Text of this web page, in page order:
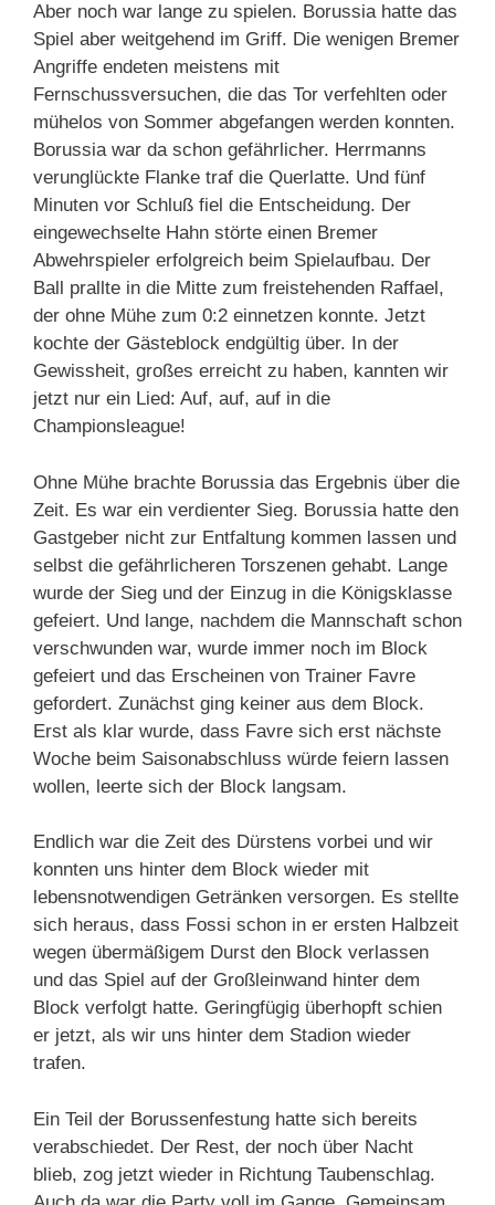
Aber noch war lange zu spielen. Borussia hatte das
Spiel aber weitgehend im Griff. Die wenigen Bremer
Angriffe endeten meistens mit
Fernschussversuchen, die das Tor verfehlten oder
mühelos von Sommer abgefangen werden konnten.
Borussia war da schon gefährlicher. Herrmanns
verunglückte Flanke traf die Querlatte. Und fünf
Minuten vor Schluß fiel die Entscheidung. Der
eingewechselte Hahn störte einen Bremer
Abwehrspieler erfolgreich beim Spielaufbau. Der
Ball prallte in die Mitte zum freistehenden Raffael,
der ohne Mühe zum 0:2 einnetzen konnte. Jetzt
kochte der Gästeblock endgültig über. In der
Gewissheit, großes erreicht zu haben, kannten wir
jetzt nur ein Lied: Auf, auf, auf in die
Championsleague!
Ohne Mühe brachte Borussia das Ergebnis über die
Zeit. Es war ein verdienter Sieg. Borussia hatte den
Gastgeber nicht zur Entfaltung kommen lassen und
selbst die gefährlicheren Torszenen gehabt. Lange
wurde der Sieg und der Einzug in die Königsklasse
gefeiert. Und lange, nachdem die Mannschaft schon
verschwunden war, wurde immer noch im Block
gefeiert und das Erscheinen von Trainer Favre
gefordert. Zunächst ging keiner aus dem Block.
Erst als klar wurde, dass Favre sich erst nächste
Woche beim Saisonabschluss würde feiern lassen
wollen, leerte sich der Block langsam.
Endlich war die Zeit des Dürstens vorbei und wir
konnten uns hinter dem Block wieder mit
lebensnotwendigen Getränken versorgen. Es stellte
sich heraus, dass Fossi schon in er ersten Halbzeit
wegen übermäßigem Durst den Block verlassen
und das Spiel auf der Großleinwand hinter dem
Block verfolgt hatte. Geringfügig überhopft schien
er jetzt, als wir uns hinter dem Stadion wieder
trafen.
Ein Teil der Borussenfestung hatte sich bereits
verabschiedet. Der Rest, der noch über Nacht
blieb, zog jetzt wieder in Richtung Taubenschlag.